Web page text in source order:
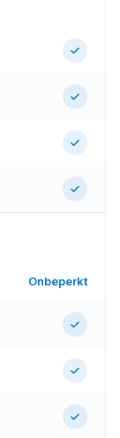
Onbeperkt